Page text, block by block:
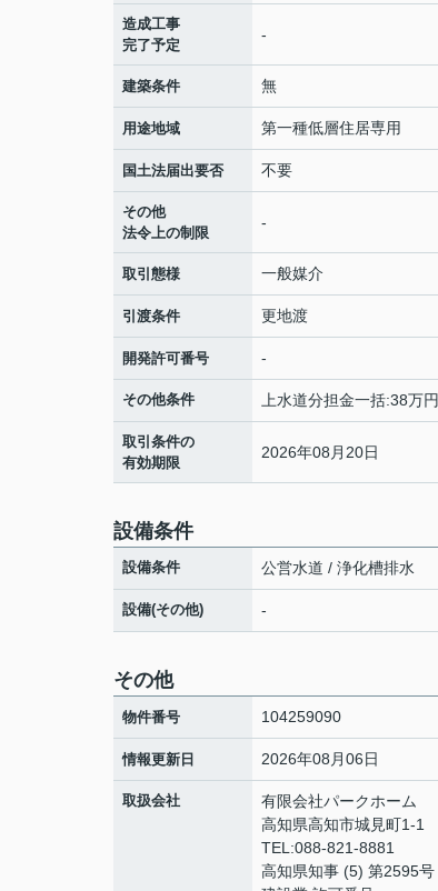
造成工事
完了予定
-
建築条件 無
用途地域 第一種低層住居専用
国土法届出要否 不要
その他
法令上の制限
-
取引態様 一般媒介
引渡条件 更地渡
開発許可番号 -
その他条件 上水道分担金一括:38万円
取引条件の
有効期限
2026年08月20日
設備条件
設備条件 公営水道 / 浄化槽排水
設備(その他) -
その他
物件番号 104259090
情報更新日 2026年08月06日
取扱会社
有限会社パークホーム
高知県高知市城見町1-1
TEL:088-821-8881
高知県知事 (5) 第2595号